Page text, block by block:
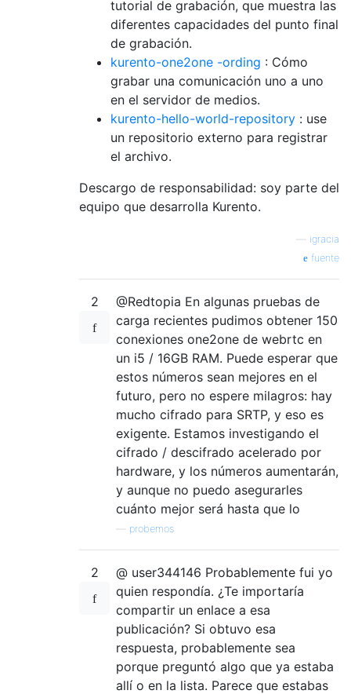
tutorial de grabación, que muestra las
diferentes capacidades del punto final
de grabación.
kurento-one2one -ording : Cómo
grabar una comunicación uno a uno
en el servidor de medios.
kurento-hello-world-repository : use
un repositorio externo para registrar
el archivo.
Descargo de responsabilidad: soy parte del
equipo que desarrolla Kurento.
igracia
fuente
2
@Redtopia En algunas pruebas de
carga recientes pudimos obtener 150
conexiones one2one de webrtc en
un i5 / 16GB RAM. Puede esperar que
estos números sean mejores en el
futuro, pero no espere milagros: hay
mucho cifrado para SRTP, y eso es
exigente. Estamos investigando el
cifrado / descifrado acelerado por
hardware, y los números aumentarán,
y aunque no puedo asegurarles
cuánto mejor será hasta que lo
probemos
2
@ user344146 Probablemente fui yo
quien respondía. ¿Te importaría
compartir un enlace a esa
publicación? Si obtuvo esa
respuesta, probablemente sea
porque preguntó algo que ya estaba
allí o en la lista. Parece que estabas